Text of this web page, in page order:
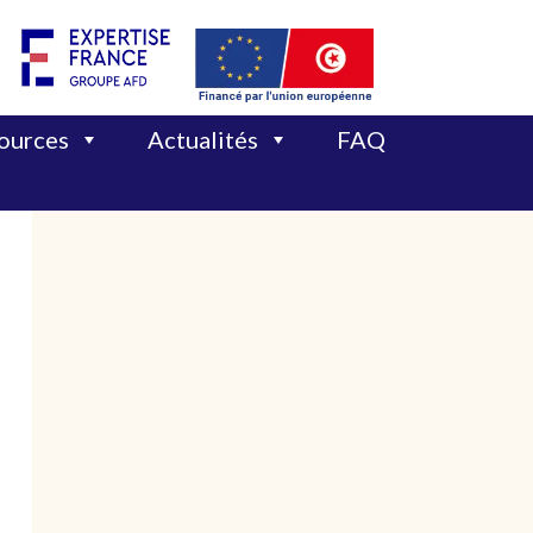
Actualités
FAQ